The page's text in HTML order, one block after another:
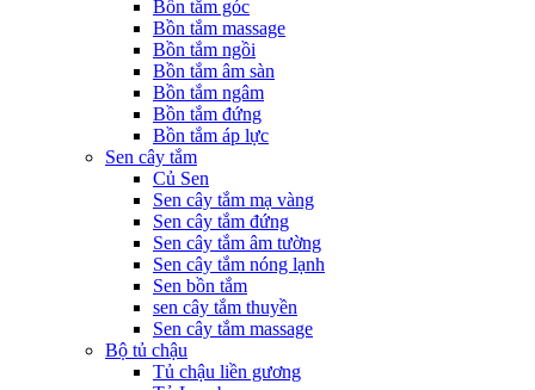
Bồn tắm góc
Bồn tắm massage
Bồn tắm ngồi
Bồn tắm âm sàn
Bồn tắm ngâm
Bồn tắm đứng
Bồn tắm áp lực
Sen cây tắm
Củ Sen
Sen cây tắm mạ vàng
Sen cây tắm đứng
Sen cây tắm âm tường
Sen cây tắm nóng lạnh
Sen bồn tắm
sen cây tắm thuyền
Sen cây tắm massage
Bộ tủ chậu
Tủ chậu liền gương